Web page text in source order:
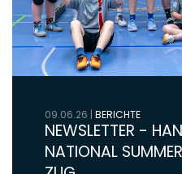
09.06.26 | BERICHTE
NEWSLETTER -
NATIONAL